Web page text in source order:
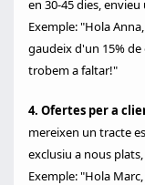
en 30-45 dies,
Exemple: "Hola
gaudeix d'un 15%
trobem a faltar!"
4. Ofertes per a
mereixen un tracte
exclusiu a nous
Exemple: "Hola